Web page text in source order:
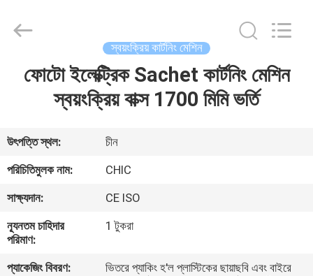
বাড়ি
আমাদের
সম্পর্কে
কারখানা
পরিদর্শন
Machinery
Reserved.
স্বয়ংক্রিয় কার্টনিং মেশিন
ফোটো ইলেক্ট্রিক Sachet কার্টনিং মেশিন
স্বয়ংক্রিয় বাক্স 1700 মিমি ভর্তি
উৎপত্তি স্থল:
চীন
পরিচিতিমুলক নাম:
CHIC
সাক্ষ্যদান:
CE ISO
ন্যূনতম চাহিদার
পরিমাণ:
1 টুকরা
প্যাকেজিং বিবরণ:
ভিতরে প্যাকিং হ'ল প্লাস্টিকের ছায়াছবি এবং বাইরে